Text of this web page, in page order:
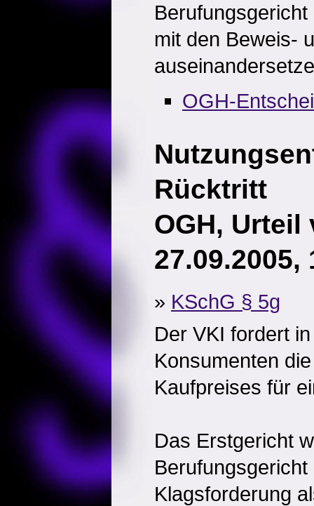
mit den Beweis-
OGH-
Rücktritt
OGH, Urteil
27.09.2005,
» KSchG § 5g
Der VKI fordert
Konsumenten
Kaufpreises für
Das Erstgericht
Klagsforderung